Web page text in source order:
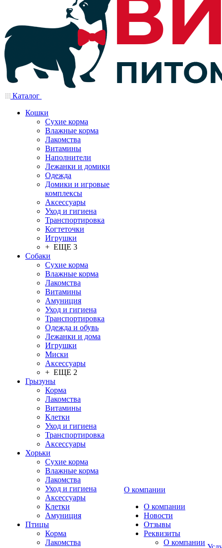
Каталог
Кошки
Сухие корма
Влажные корма
Лакомства
Витамины
Наполнители
Лежанки и домики
Одежда
Домики и игровые
комплексы
Аксессуары
Уход и гигиена
Транспортировка
Когтеточки
Игрушки
+ ЕЩЕ 3
Собаки
Сухие корма
Влажные корма
Лакомства
Витамины
Амуниция
Уход и гигиена
Транспортировка
Одежда и обувь
Лежанки и дома
Игрушки
Миски
Аксессуары
+ ЕЩЕ 2
Грызуны
Корма
Лакомства
Витамины
Клетки
Уход и гигиена
Транспортировка
Аксессуары
Хорьки
Сухие корма
Влажные корма
Лакомства
Уход и гигиена
Аксессуары
Клетки
Амуниция
Птицы
Корма
Лакомства
О компании
О компании
Новости
Отзывы
Реквизиты
О компании